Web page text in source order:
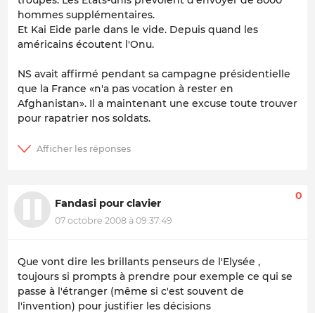
hommes supplémentaires.
Et Kai Eide parle dans le vide. Depuis quand les
américains écoutent l'Onu.
NS avait affirmé pendant sa campagne présidentielle
que la France «n'a pas vocation à rester en
Afghanistan». Il a maintenant une excuse toute trouver
pour rapatrier nos soldats.
Fandasi pour clavier
07 octobre 2008 à 09:37:49
0
Que vont dire les brillants penseurs de l'Elysée ,
toujours si prompts à prendre pour exemple ce qui se
passe à l'étranger (même si c'est souvent de
l'invention) pour justifier les décisions